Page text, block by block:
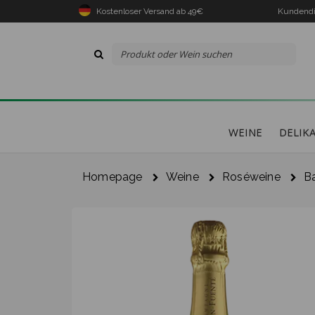
Kostenloser Versand ab 49€
WEINE
Homepage Weine Roséweine